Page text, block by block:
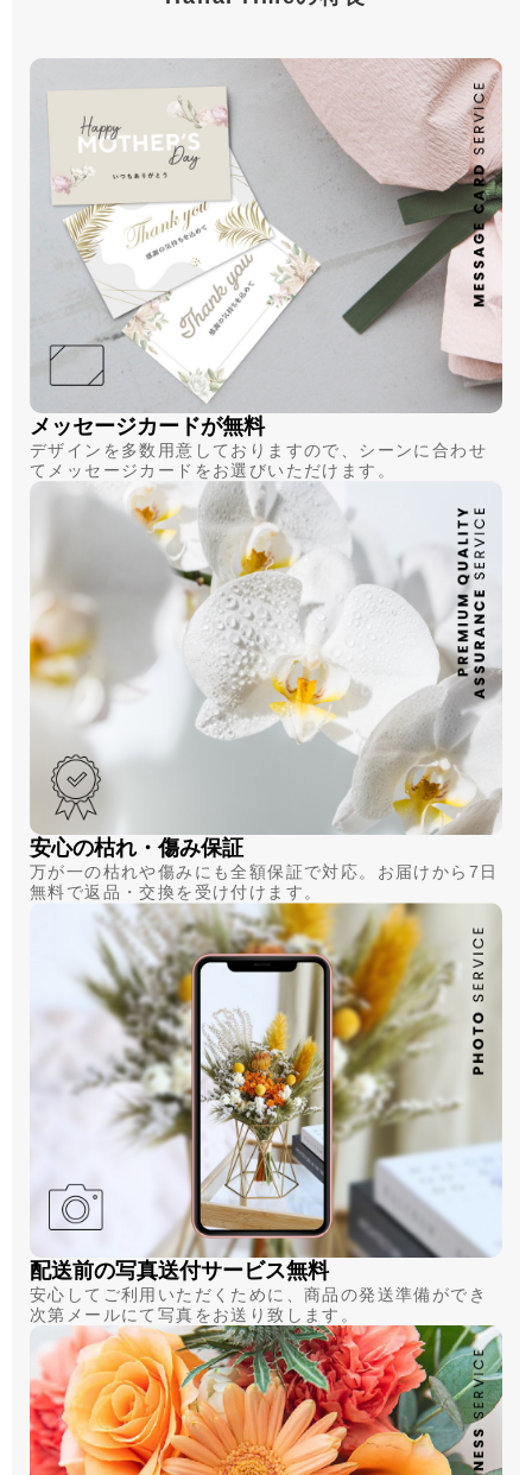
メッセージカードが無料
デザインを多数用意しておりますので、シーンに合わせ
てメッセージカードをお選びいただけます。
安心の枯れ・傷み保証
万が一の枯れや傷みにも全額保証で対応。お届けから7日
無料で返品・交換を受け付けます。
配送前の写真送付サービス無料
安心してご利用いただくために、商品の発送準備ができ
次第メールにて写真をお送り致します。